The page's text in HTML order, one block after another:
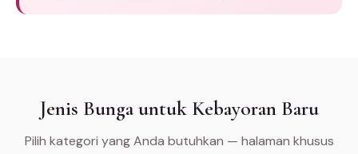
Jenis Bunga untuk Kebayoran Baru
Pilih kategori yang Anda butuhkan — halaman khusus